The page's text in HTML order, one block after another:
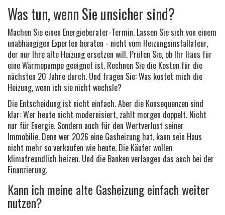
Was tun, wenn Sie unsicher sind?
Machen Sie einen Energieberater-Termin. Lassen Sie sich von einem
unabhängigen Experten beraten - nicht vom Heizungsinstallateur,
der nur Ihre alte Heizung ersetzen will. Prüfen Sie, ob Ihr Haus für
eine Wärmepumpe geeignet ist. Rechnen Sie die Kosten für die
nächsten 20 Jahre durch. Und fragen Sie: Was kostet mich die
Heizung, wenn ich sie nicht wechsle?
Die Entscheidung ist nicht einfach. Aber die Konsequenzen sind
klar: Wer heute nicht modernisiert, zahlt morgen doppelt. Nicht
nur für Energie. Sondern auch für den Wertverlust seiner
Immobilie. Denn wer 2026 eine Gasheizung hat, kann sein Haus
nicht mehr so verkaufen wie heute. Die Käufer wollen
klimafreundlich heizen. Und die Banken verlangen das auch bei der
Finanzierung.
Kann ich meine alte Gasheizung einfach weiter
nutzen?